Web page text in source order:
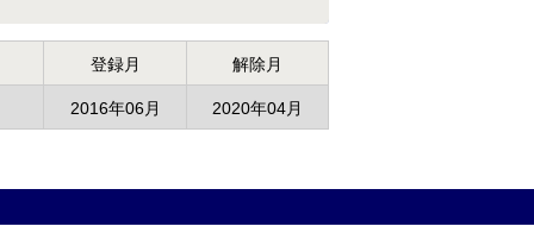
登録月 解除月
2016年06月 2020年04月